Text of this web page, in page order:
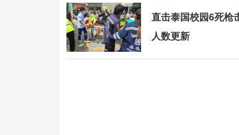
直击泰国校园6死枪
人数更新